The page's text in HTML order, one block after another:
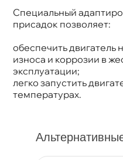
Специальный
присадок позволяет:
обеспечить
износа и коррозии в
эксплуатации;
легко запустить
температурах.
Артикул
Применение
Двигатель